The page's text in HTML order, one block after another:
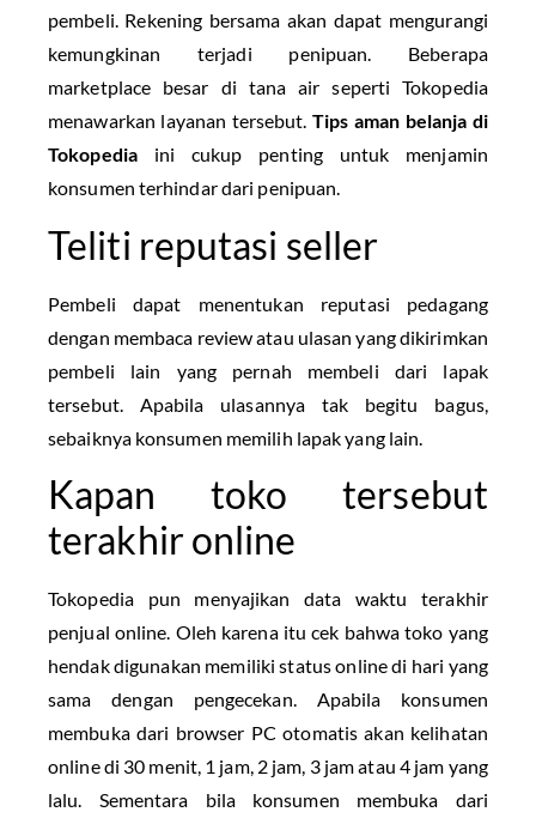
pembeli. Rekening bersama akan dapat mengurangi
kemungkinan terjadi penipuan. Beberapa
marketplace besar di tana air seperti Tokopedia
menawarkan layanan tersebut. Tips aman belanja di
Tokopediaini cukup penting untuk menjamin
konsumen terhindar dari penipuan.
Teliti reputasi seller
Pembeli dapat menentukan reputasi pedagang
dengan membaca review atau ulasan yang dikirimkan
pembeli lain yang pernah membeli dari lapak
tersebut. Apabila ulasannya tak begitu bagus,
sebaiknya konsumen memilih lapak yang lain.
Kapan toko tersebut
terakhir online
Tokopedia pun menyajikan data waktu terakhir
penjual online. Oleh karena itu cek bahwa toko yang
hendak digunakan memiliki status online di hari yang
sama dengan pengecekan. Apabila konsumen
membuka dari browser PC otomatis akan kelihatan
online di 30 menit, 1 jam, 2 jam, 3 jam atau 4 jam yang
lalu. Sementara bila konsumen membuka dari